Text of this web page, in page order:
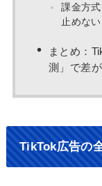
課金方
止めな
まとめ：
測」で差が
TikTok広告の